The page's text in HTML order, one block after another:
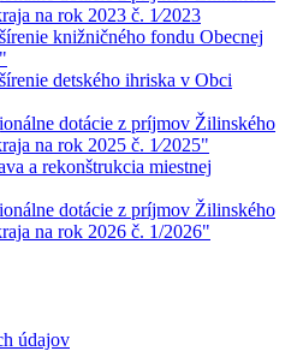
na rok 2023 č. 1⁄2023
knižničného fondu Obecnej
detského ihriska v Obci
dotácie z príjmov Žilinského
na rok 2025 č. 1⁄2025"
a rekonštrukcia miestnej
dotácie z príjmov Žilinského
na rok 2026 č. 1/2026"
údajov